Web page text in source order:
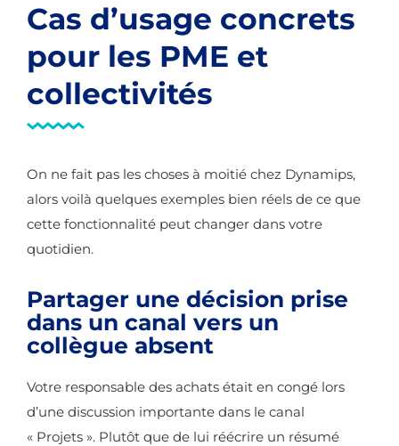
Cas d’usage concrets
pour les PME et
collectivités
On ne fait pas les choses à moitié chez Dynamips,
alors voilà quelques exemples bien réels de ce que
cette fonctionnalité peut changer dans votre
quotidien.
Partager une décision prise
dans un canal vers un
collègue absent
Votre responsable des achats était en congé lors
d’une discussion importante dans le canal
« Projets ». Plutôt que de lui réécrire un résumé